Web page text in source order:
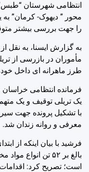
انتظامی شهرستان
محور ” دیهوک- کرمان”
را جهت بررسی بیشتر
به گزارش ایسنا، به نقل
طرز ماهرانه ای داخل
فرمانده انتظامی خراسان
یک تریلی توقیف و یک
با تشکیل پرونده جهت
معرفی و روانه زندان شد.
فرشید با بیان اینکه از
بالغ بر ۵۲ تن
است؛ تصریح کرد: اقدامات